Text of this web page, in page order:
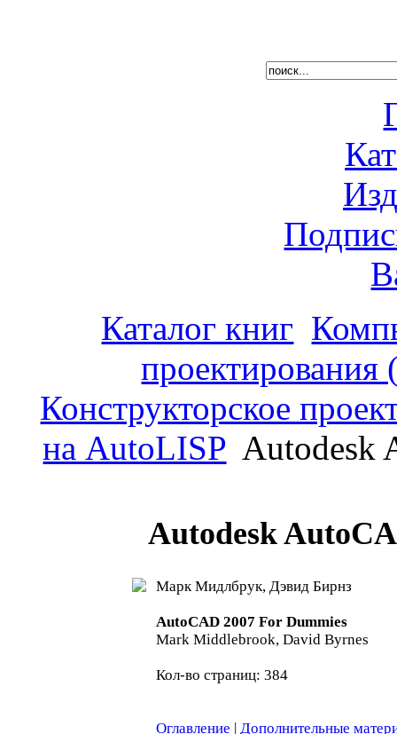
Каталог книг
Конструкторское
на AutoLISP Autodesk
Autodesk
Марк Мидлбрук, Дэвид Бирнз
AutoCAD 2007 For Dummies
Mark Middlebrook, David Byrnes
Кол-во страниц: 384
Оглавление |Дополнительные